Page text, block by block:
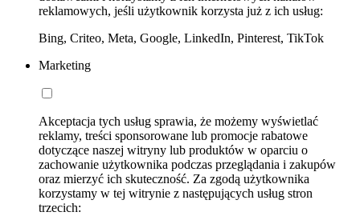
reklamowych, jeśli użytkownik korzysta już z ich usług:
Bing, Criteo, Meta, Google, LinkedIn, Pinterest, TikTok
Marketing
Akceptacja tych usług sprawia, że możemy wyświetlać
reklamy, treści sponsorowane lub promocje rabatowe
dotyczące naszej witryny lub produktów w oparciu o
zachowanie użytkownika podczas przeglądania i zakupów
oraz mierzyć ich skuteczność. Za zgodą użytkownika
korzystamy w tej witrynie z następujących usług stron
trzecich: